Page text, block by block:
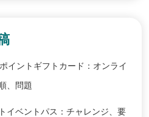
イントギフトカード：オンライ
、問題
イベントパス：チャレンジ、要